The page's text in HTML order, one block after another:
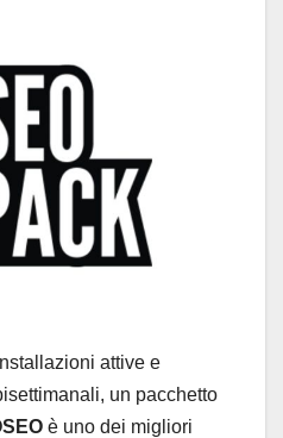
attive e
un pacchetto
è uno dei migliori